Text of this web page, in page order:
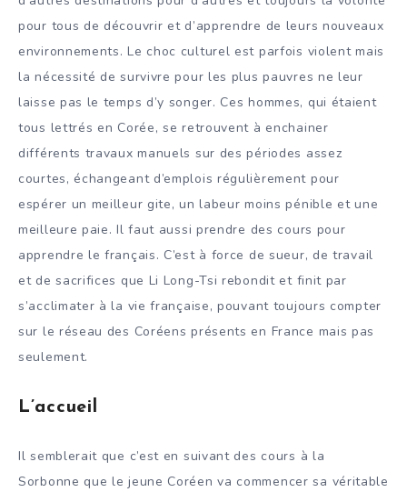
pour tous de découvrir et d’apprendre de leurs nouveaux
environnements. Le choc culturel est parfois violent mais
la nécessité de survivre pour les plus pauvres ne leur
laisse pas le temps d’y songer. Ces hommes, qui étaient
tous lettrés en Corée, se retrouvent à enchainer
différents travaux manuels sur des périodes assez
courtes, échangeant d’emplois régulièrement pour
espérer un meilleur gite, un labeur moins pénible et une
meilleure paie. Il faut aussi prendre des cours pour
apprendre le français. C’est à force de sueur, de travail
et de sacrifices que Li Long-Tsi rebondit et finit par
s’acclimater à la vie française, pouvant toujours compter
sur le réseau des Coréens présents en France mais pas
seulement.
L’accueil
Il semblerait que c’est en suivant des cours à la
Sorbonne que le jeune Coréen va commencer sa véritable